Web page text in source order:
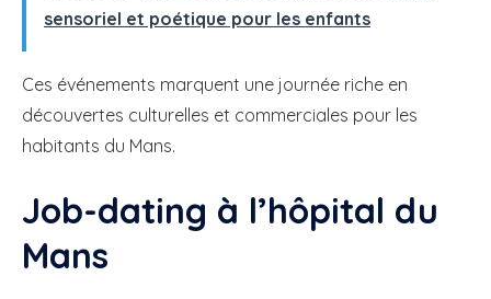
sensoriel et poétique pour les enfants
Ces événements marquent une journée riche en
découvertes culturelles et commerciales pour les
habitants du Mans.
Job-dating à l’hôpital du
Mans